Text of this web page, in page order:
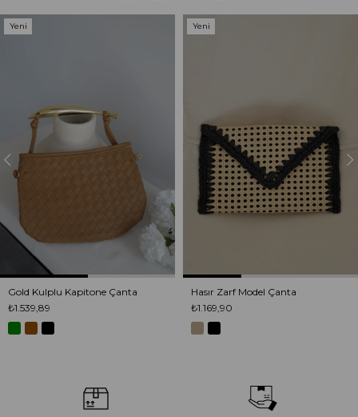
Gold Kulplu Kapitone Çanta
₺1.539,89
Yeni
Hasır Zarf Model Çanta
₺1.169,90
Yeni